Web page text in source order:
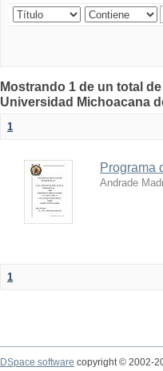
Mostrando 1 de un total
Universidad Michoacana
1
Programa
Andrade
1
DSpace software copyright © 2002-